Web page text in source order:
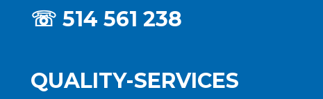
☏ 514 561 238
QUALITY-SERVICES